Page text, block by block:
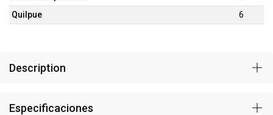
Quilpue
6
Description
Especificaciones